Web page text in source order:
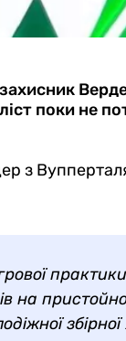
поки не
з
на